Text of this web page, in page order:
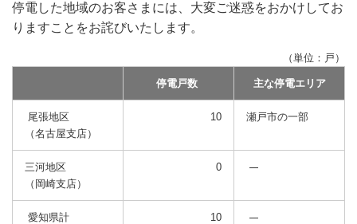
停電した地域のお客さまには、大変ご迷惑をおかけしてお
りますことをお詫びいたします。
（単位：戸）
停電戸数 主な停電エリア
尾張地区
（名古屋支店）
10 瀬戸市の一部
三河地区
（岡崎支店）
0
愛知県計 10